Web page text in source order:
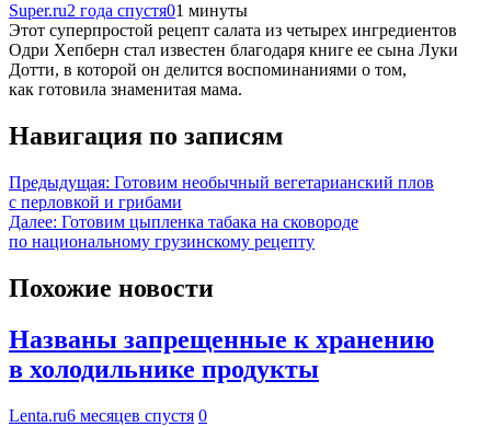
Super.ru2 года спустя01 минуты
Этот суперпростой рецепт салата из четырех ингредиентов
Одри Хепберн стал известен благодаря книге ее сына Луки
Дотти, в которой он делится воспоминаниями о том,
как готовила знаменитая мама.
Навигация по записям
Предыдущая: Готовим необычный вегетарианский плов
с перловкой и грибами
Далее: Готовим цыпленка табака на сковороде
по национальному грузинскому рецепту
Похожие новости
Названы запрещенные к хранению
в холодильнике продукты
Lenta.ru6 месяцев спустя 0